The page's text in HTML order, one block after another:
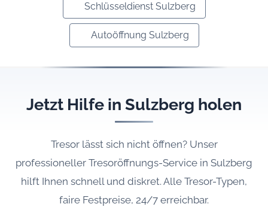
Schlüsseldienst Sulzberg
Autoöffnung Sulzberg
Jetzt Hilfe in Sulzberg holen
Tresor lässt sich nicht öffnen? Unser
professioneller Tresoröffnungs-Service in Sulzberg
hilft Ihnen schnell und diskret. Alle Tresor-Typen,
faire Festpreise, 24/7 erreichbar.